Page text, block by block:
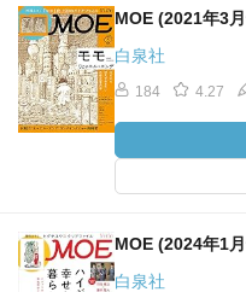
MOE (2021年3
白泉社
184 4.27
MOE (2024年1
白泉社